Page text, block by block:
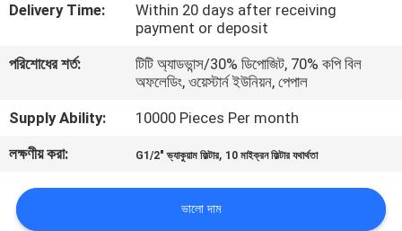
মান
যোগাযোগ
Delivery Time:
Within 20 days after receiving
payment or deposit
পরিশোধের শর্ত:
টিটি অ্যাডভান্স/30% ডিপোজিট, 70% কপি বিল
অফলেডিং, ওয়েস্টার্ন ইউনিয়ন, পেপাল
Supply Ability:
10000 Pieces Per month
লক্ষণীয় করা:
G1/2" ভ্যাকুয়াম ফিল্টার, 10 মাইক্রন ফিল্টার যথার্থতা
ভালো দাম